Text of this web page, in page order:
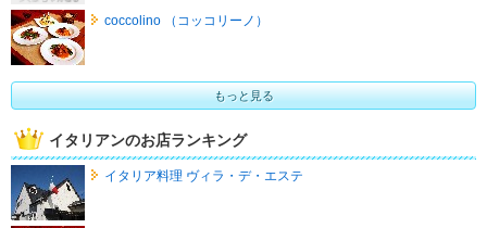
coccolino （コッコリーノ）
もっと見る
イタリアンのお店ランキング
イタリア料理 ヴィラ・デ・エステ